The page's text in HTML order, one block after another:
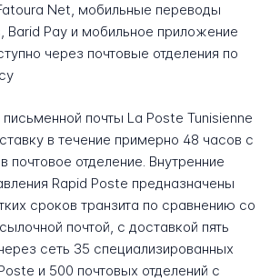
Net, мобильные переводы
Barid Pay и мобильное приложение
через почтовые отделения по
почты La Poste Tunisienne
в течение примерно 48 часов с
почтовое отделение. Внутренние
Rapid Poste предназначены
сроков транзита по сравнению со
почтой, с доставкой пять
сеть 35 специализированных
и 500 почтовых отделений с